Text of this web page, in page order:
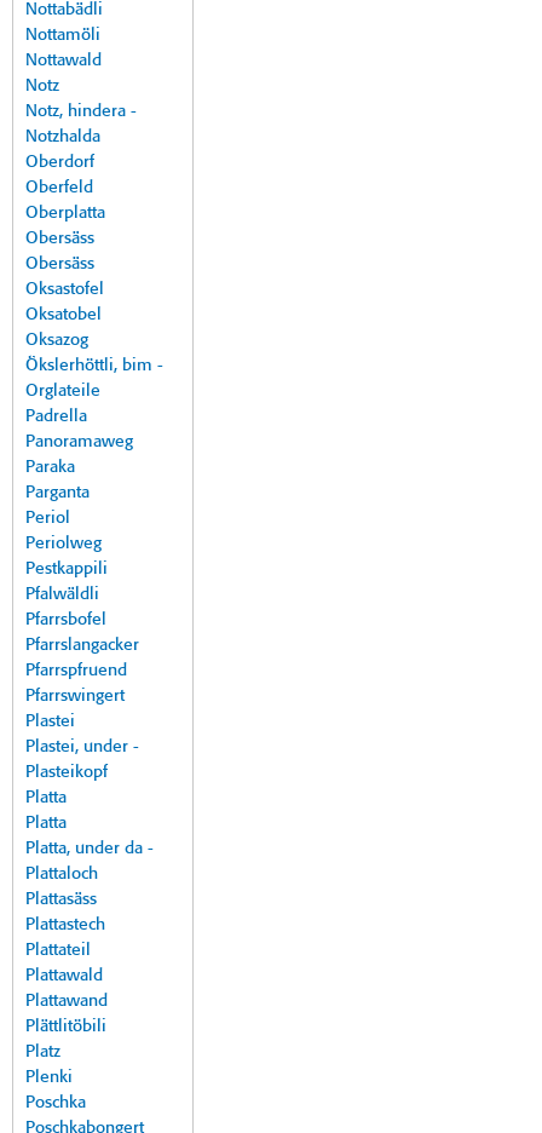
Nottabädli
Nottamöli
Nottawald
Notz
Notz, hindera -
Notzhalda
Oberdorf
Oberfeld
Oberplatta
Obersäss
Obersäss
Oksastofel
Oksatobel
Oksazog
Ökslerhöttli, bim -
Orglateile
Padrella
Panoramaweg
Paraka
Parganta
Periol
Periolweg
Pestkappili
Pfalwäldli
Pfarrsbofel
Pfarrslangacker
Pfarrspfruend
Pfarrswingert
Plastei
Plastei, under -
Plasteikopf
Platta
Platta
Platta, under da -
Plattaloch
Plattasäss
Plattastech
Plattateil
Plattawald
Plattawand
Plättlitöbili
Platz
Plenki
Poschka
Poschkabongert